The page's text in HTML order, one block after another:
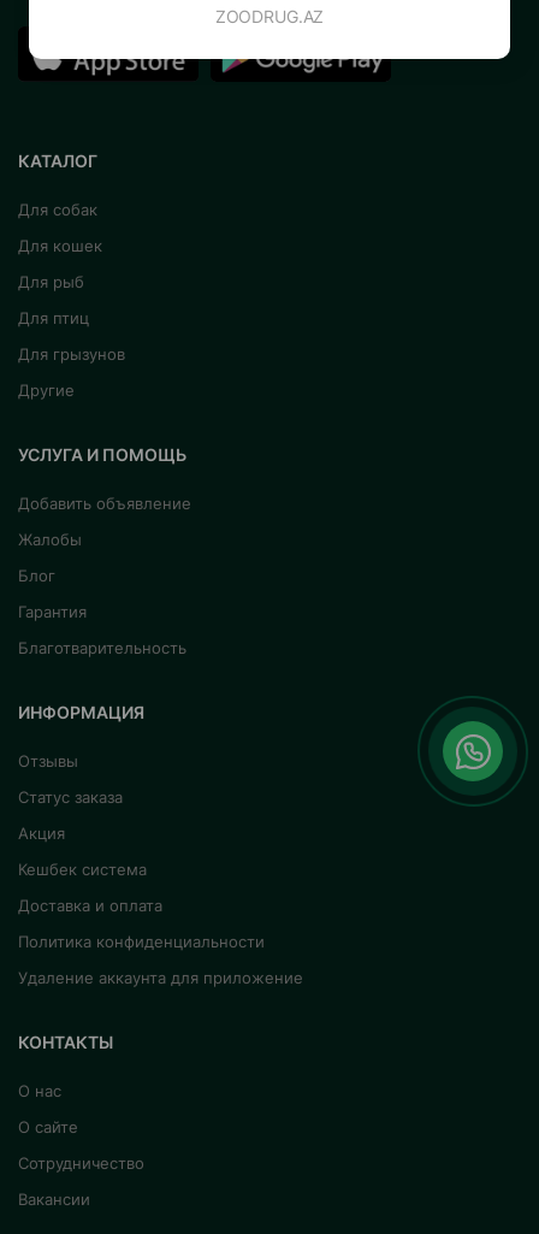
ZOODRUG.AZ
КАТАЛОГ
Для собак
Для кошек
Для рыб
Для птиц
Для грызунов
Другие
УСЛУГА И ПОМОЩЬ
Добавить объявление
Жалобы
Блог
Гарантия
Благотварительность
ИНФОРМАЦИЯ
Отзывы
Статус заказа
Акция
Кешбек система
Доставка и оплата
Политика конфиденциальности
Удаление аккаунта для приложение
КОНТАКТЫ
О нас
О сайте
Сотрудничество
Вакансии